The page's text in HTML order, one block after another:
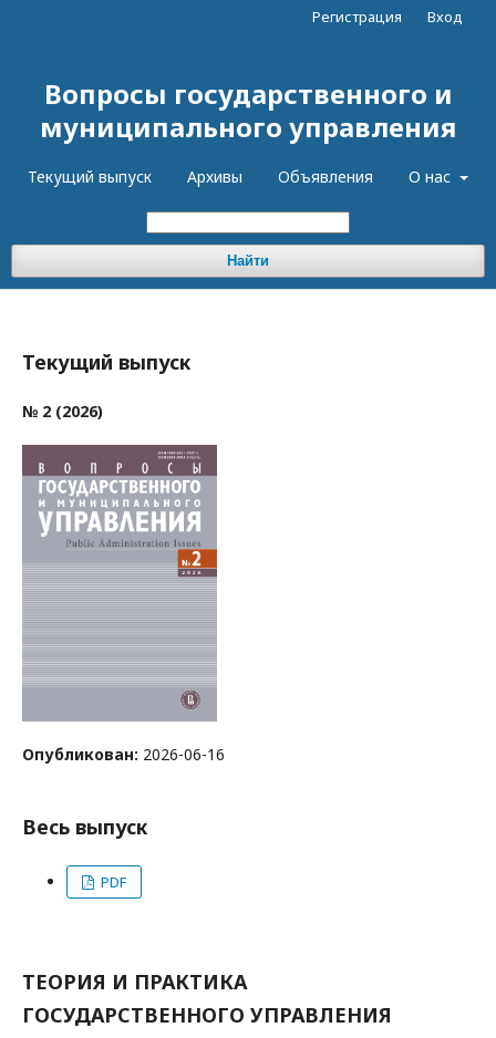
Вопросы государственного и
муниципального управления
Текущий выпуск Архивы Объявления О нас
Найти
Регистрация Вход
Текущий выпуск
№ 2 (2026)
Опубликован: 2026-06-16
Весь выпуск
PDF
ТЕОРИЯ И ПРАКТИКА
ГОСУДАРСТВЕННОГО УПРАВЛЕНИЯ